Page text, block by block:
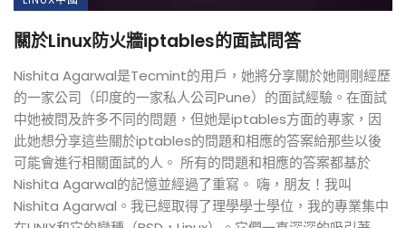
關於Linux防火牆iptables的面試問答
Nishita Agarwal是Tecmint的用戶，她將分享關於她剛剛經歷
的一家公司（印度的一家私人公司Pune）的面試經驗。在面試
中她被問及許多不同的問題，但她是iptables方面的專家，因
此她想分享這些關於iptables的問題和相應的答案給那些以後
可能會進行相關面試的人。 所有的問題和相應的答案都基於
Nishita Agarwal的記憶並經過了重寫。 嗨，朋友！我叫
Nishita Agarwal。我已經取得了理學學士學位，我的專業集中